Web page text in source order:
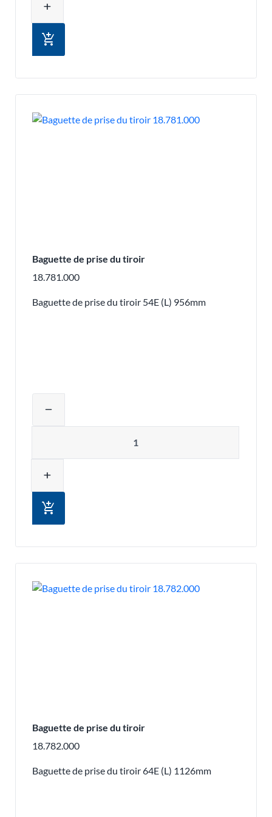
add
add_shopping_cart
Baguette de prise du tiroir
18.781.000
Baguette de prise du tiroir 54E (L) 956mm
remove
add
add_shopping_cart
Baguette de prise du tiroir
18.782.000
Baguette de prise du tiroir 64E (L) 1126mm